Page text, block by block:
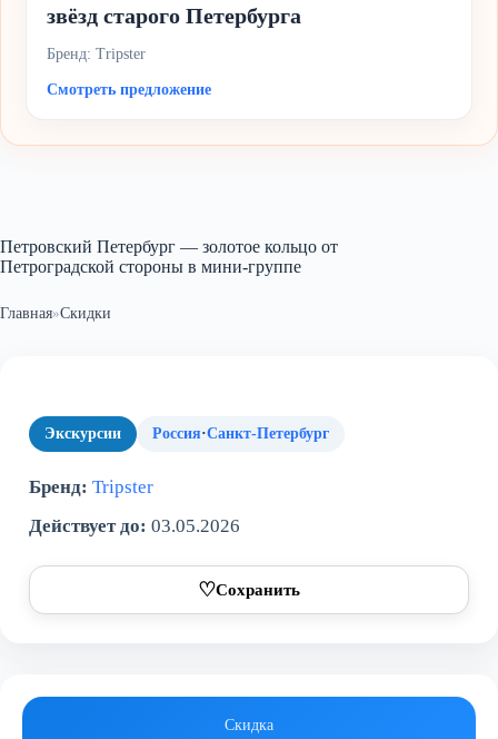
звёзд старого Петербурга
Бренд: Tripster
Смотреть предложение
Петровский Петербург — золотое кольцо от
Петроградской стороны в мини-группе
Главная»Скидки
Экскурсии Россия·Санкт-Петербург
Бренд: Tripster
Действует до: 03.05.2026
♡Сохранить
Скидка